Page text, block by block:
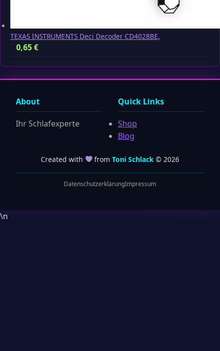
TEXAS INSTRUMENTS Deci Decoder CD4028BE,
0,65€
About
Ihr Schlafexperte
Quick Links
Shop
Blog
Created with fromToni Schlack © 2026
DatenschutzerklärungImpressum
\n